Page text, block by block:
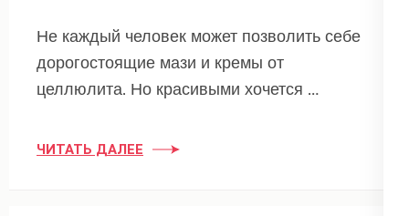
Не каждый человек может позволить себе
дорогостоящие мази и кремы от
целлюлита. Но красивыми хочется …
ЧИТАТЬ ДАЛЕЕ